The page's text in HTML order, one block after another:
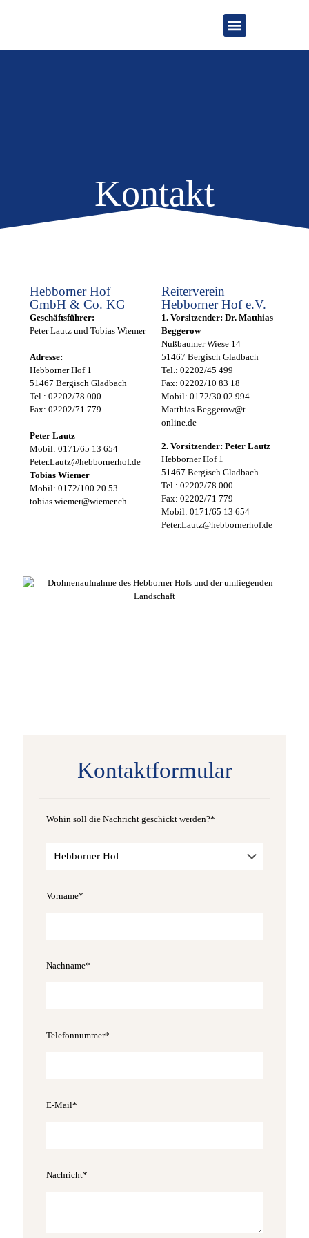
Kontakt
Hebborner Hof
GmbH & Co. KG
Geschäftsführer:
Peter Lautz und Tobias Wiemer
Adresse:
Hebborner Hof 1
51467 Bergisch Gladbach
Tel.: 02202/78 000
Fax: 02202/71 779
Peter Lautz
Mobil: 0171/65 13 654
Peter.Lautz@hebbornerhof.de
Tobias Wiemer
Mobil: 0172/100 20 53
tobias.wiemer@wiemer.ch
Reiterverein
Hebborner Hof e.V.
1. Vorsitzender: Dr. Matthias
Beggerow
Nußbaumer Wiese 14
51467 Bergisch Gladbach
Tel.: 02202/45 499
Fax: 02202/10 83 18
Mobil: 0172/30 02 994
Matthias.Beggerow@t-
online.de
2. Vorsitzender: Peter Lautz
Hebborner Hof 1
51467 Bergisch Gladbach
Tel.: 02202/78 000
Fax: 02202/71 779
Mobil: 0171/65 13 654
Peter.Lautz@hebbornerhof.de
Kontaktformular
Wohin soll die Nachricht geschickt werden?*
Vorname*
Nachname*
Telefonnummer*
E-Mail*
Nachricht*